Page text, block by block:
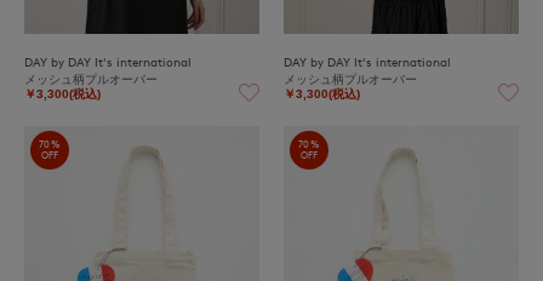
DAY by DAY It's international
メッシュ柄プルオーバー
￥3,300(税込)
DAY by DAY It's international
メッシュ柄プルオーバー
￥3,300(税込)
70%
OFF
70%
OFF